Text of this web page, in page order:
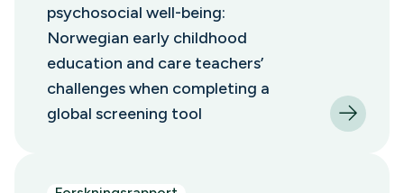
psychosocial well-being:
Norwegian early childhood
education and care teachers’
challenges when completing a
global screening tool